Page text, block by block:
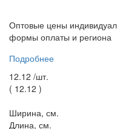
Оптовые цены
формы оплаты и региона
Подробнее
12.12 /шт.
( 12.12 )
Ширина, см.
Длина, см.